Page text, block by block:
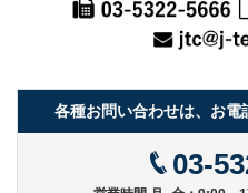
各種お問い合わせは、お電
03-